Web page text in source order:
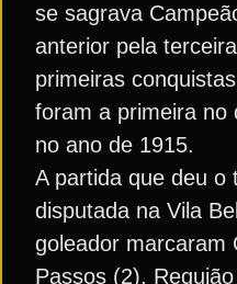
se sagrava
anterior pela
primeiras
foram a primeira no
no ano de 1915.
A partida que deu o
disputada na Vila
goleador marcaram
Passos (2),